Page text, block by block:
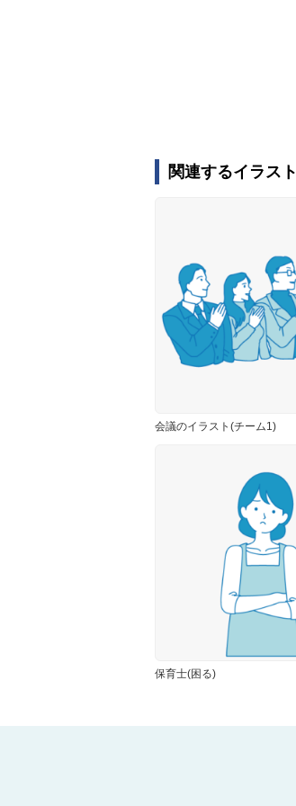
関連するイラスト
会議のイラスト(チーム1)
保育士(困る)